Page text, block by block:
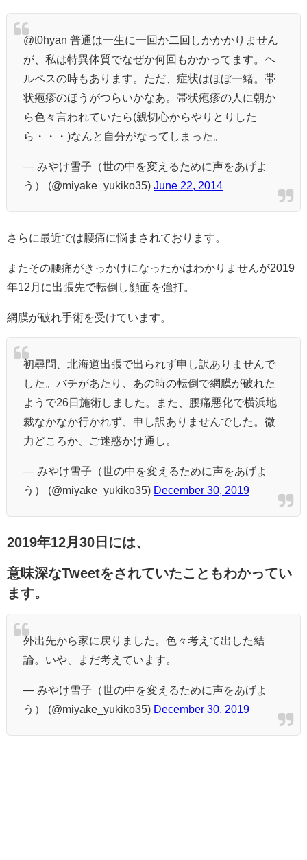
@t0hyan 普通は一生に一回か二回しかかかりません
が、私は特異体質でなぜか何回もかかってます。ヘ
ルペスの時もあります。ただ、症状はほぼ一緒。帯
状疱疹のほうがつらいかなあ。帯状疱疹の人に朝か
ら色々言われていたら(親切心からやりとりした
ら・・・)なんと自分がなってしまった。
— みやけ雪子（世の中を変えるために声をあげよ
う） (@miyake_yukiko35) June 22, 2014
さらに最近では腰痛に悩まされております。
またその腰痛がきっかけになったかはわかりませんが2019
年12月に出張先で転倒し顔面を強打。
網膜が破れ手術を受けています。
初尋問、北海道出張で出られず申し訳ありませんで
した。バチがあたり、あの時の転倒で網膜が破れた
ようで26日施術しました。また、腰痛悪化で横浜地
裁なかなか行かれず、申し訳ありませんでした。微
力どころか、ご迷惑かけ通し。
— みやけ雪子（世の中を変えるために声をあげよ
う） (@miyake_yukiko35) December 30, 2019
2019年12月30日には、
意味深なTweetをされていたこともわかってい
ます。
外出先から家に戻りました。色々考えて出した結
論。いや、まだ考えています。
— みやけ雪子（世の中を変えるために声をあげよ
う） (@miyake_yukiko35) December 30, 2019